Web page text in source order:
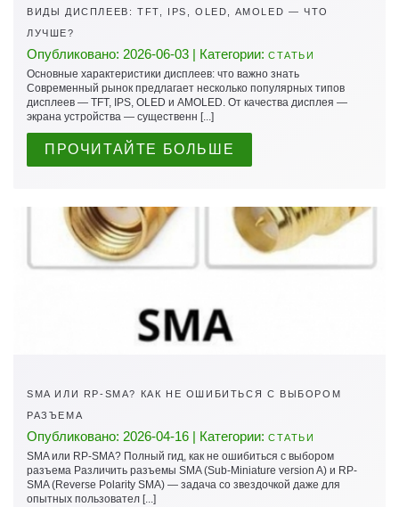
ВИДЫ ДИСПЛЕЕВ: TFT, IPS, OLED, AMOLED — ЧТО
ЛУЧШЕ?
Опубликовано: 2026-06-03 | Категории: СТАТЬИ
Основные характеристики дисплеев: что важно знать
Современный рынок предлагает несколько популярных типов
дисплеев — TFT, IPS, OLED и AMOLED. От качества дисплея —
экрана устройства — существенн [...]
ПРОЧИТАЙТЕ БОЛЬШЕ
SMA ИЛИ RP-SMA? КАК НЕ ОШИБИТЬСЯ С ВЫБОРОМ
РАЗЪЕМА
Опубликовано: 2026-04-16 | Категории: СТАТЬИ
SMA или RP-SMA? Полный гид, как не ошибиться с выбором
разъема Различить разъемы SMA (Sub-Miniature version A) и RP-
SMA (Reverse Polarity SMA) — задача со звездочкой даже для
опытных пользовател [...]